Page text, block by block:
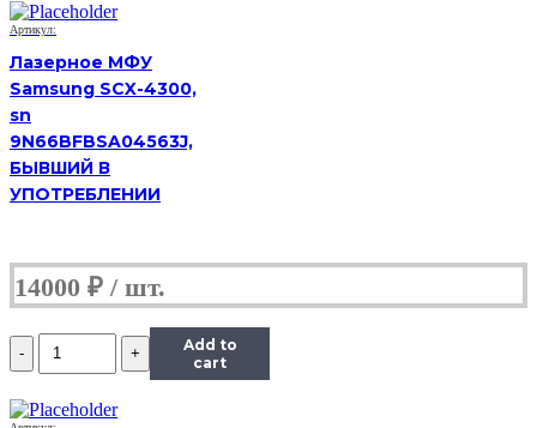
LaserJet
3055,
(Б/
У)
Артикул:
Лазерное МФУ
Samsung SCX-4300,
sn
9N66BFBSA04563J,
БЫВШИЙ В
УПОТРЕБЛЕНИИ
14000 ₽
Количество
МФУ
LaserJet
Add to
cart